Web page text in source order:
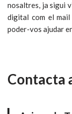
nosaltres, ja sigui
digital com el
poder-vos ajudar
Contacta